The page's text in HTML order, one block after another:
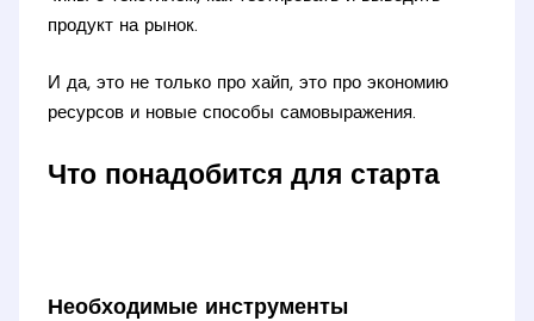
продукт на рынок.
И да, это не только про хайп, это про экономию
ресурсов и новые способы самовыражения.
Что понадобится для старта
Необходимые инструменты